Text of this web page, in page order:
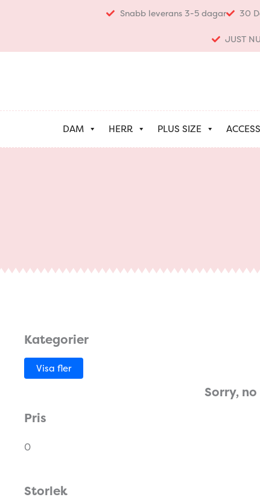
Snabb leverans 3-5 dagar 30
JUST
DAM HERR PLUS SIZE
Kategorier
Visa fler
Pris
0
Storlek
Sorry,